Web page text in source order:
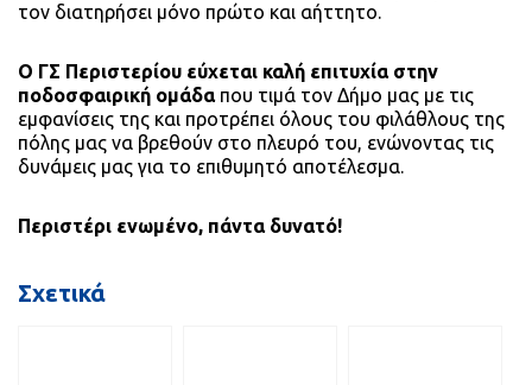
τον διατηρήσει μόνο πρώτο και αήττητο.
Ο ΓΣ Περιστερίου εύχεται καλή επιτυχία στην
ποδοσφαιρική ομάδαπου τιμά τον Δήμο μας με τις
εμφανίσεις της και προτρέπει όλους του φιλάθλους της
πόλης μας να βρεθούν στο πλευρό του, ενώνοντας τις
δυνάμεις μας για το επιθυμητό αποτέλεσμα.
Περιστέρι ενωμένο, πάντα δυνατό!
Σχετικά